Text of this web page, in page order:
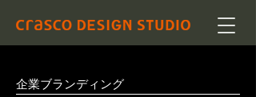
企業ブランディング